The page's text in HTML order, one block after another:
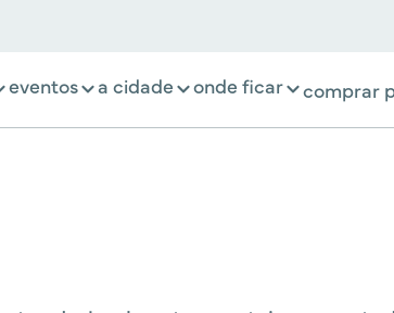
eventos a cidade onde ficar comprar